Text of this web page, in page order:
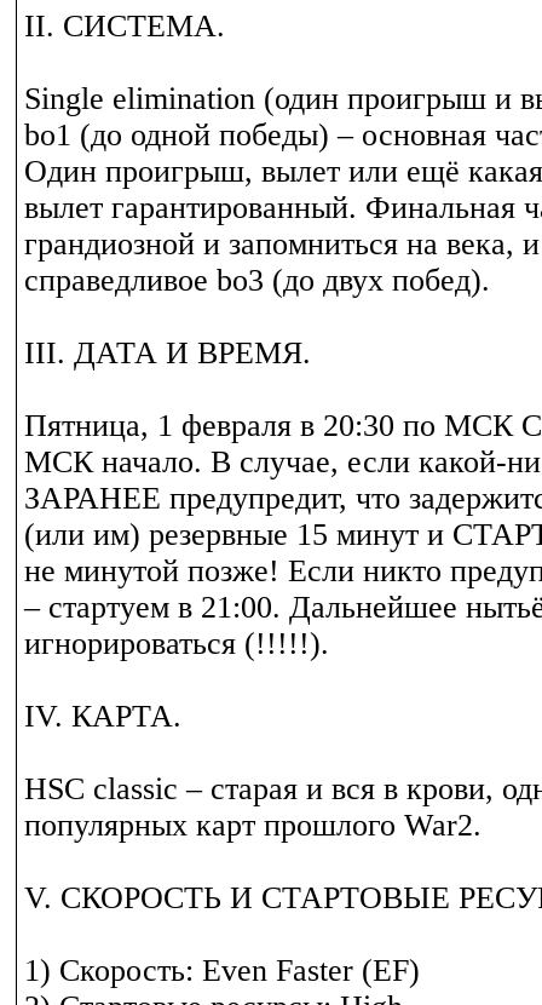
II. СИСТЕМА.
Single elimination (один проигрыш и
bo1 (до одной победы) – основная
Один проигрыш, вылет или ещё
вылет гарантированный. Финальная
грандиозной и запомниться на века,
справедливое bo3 (до двух побед).
III. ДАТА И ВРЕМЯ.
Пятница, 1 февраля в 20:30 по МСК
МСК начало. В случае, если какой-
ЗАРАНЕЕ предупредит, что
(или им) резервные 15 минут и
не минутой позже! Если никто
– стартуем в 21:00. Дальнейшее
игнорироваться (!!!!!).
IV. КАРТА.
HSC classic – старая и вся в крови,
популярных карт прошлого War2.
V. СКОРОСТЬ И СТАРТОВЫЕ
1) Скорость: Even Faster (EF)